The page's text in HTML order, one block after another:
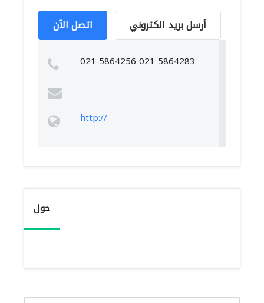
اتصل الآن أرسل بريد الكتروني
021 5864256 021 5864283
http://
حول